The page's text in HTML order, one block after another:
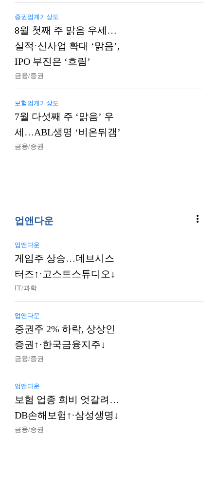
증권업계기상도
8월 첫째 주 맑음 우세…
실적·신사업 확대 ‘맑음’,
IPO 부진은 ‘흐림’
금융/증권
보험업계기상도
7월 다섯째 주 ‘맑음’ 우
세…ABL생명 ‘비온뒤갬’
금융/증권
업앤다운 more_vert
업앤다운
게임주 상승…데브시스
터즈↑·고스트스튜디오↓
IT/과학
업앤다운
증권주 2% 하락, 상상인
증권↑·한국금융지주↓
금융/증권
업앤다운
보험 업종 희비 엇갈려…
DB손해보험↑·삼성생명↓
금융/증권